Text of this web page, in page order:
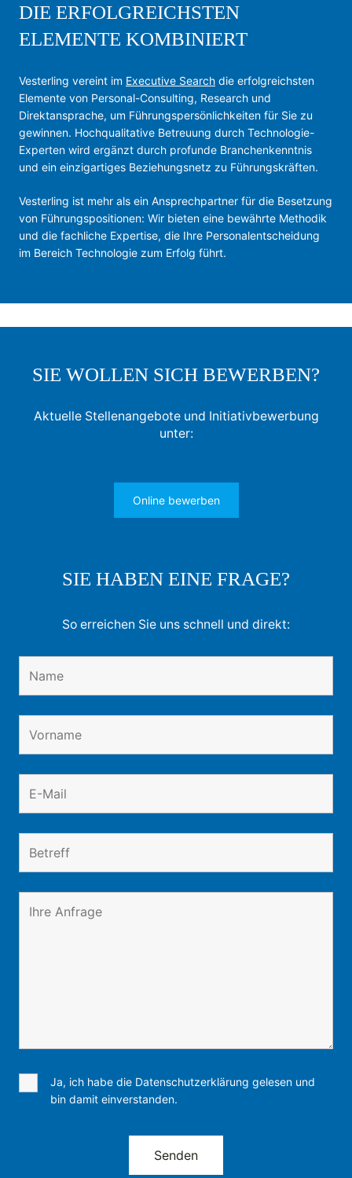
DIE ERFOLGREICHSTEN
ELEMENTE KOMBINIERT
Vesterling vereint im Executive Search die erfolgreichsten
Elemente von Personal-Consulting, Research und
Direktansprache, um Führungspersönlichkeiten für Sie zu
gewinnen. Hochqualitative Betreuung durch Technologie-
Experten wird ergänzt durch profunde Branchenkenntnis
und ein einzigartiges Beziehungsnetz zu Führungskräften.
Vesterling ist mehr als ein Ansprechpartner für die Besetzung
von Führungspositionen: Wir bieten eine bewährte Methodik
und die fachliche Expertise, die Ihre Personalentscheidung
im Bereich Technologie zum Erfolg führt.
SIE WOLLEN SICH BEWERBEN?
Aktuelle Stellenangebote und Initiativbewerbung
unter:
Online bewerben
SIE HABEN EINE FRAGE?
So erreichen Sie uns schnell und direkt:
Ja, ich habe die Datenschutzerklärung gelesen und
bin damit einverstanden.